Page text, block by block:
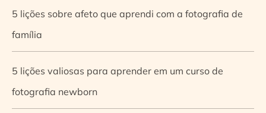
5 lições sobre afeto que aprendi com a fotografia de
família
5 lições valiosas para aprender em um curso de
fotografia newborn